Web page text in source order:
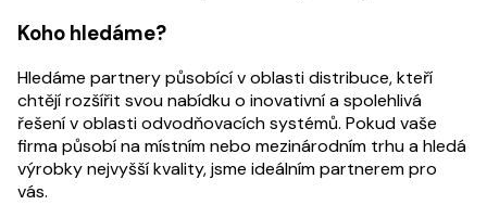
Koho hledáme?
Hledáme partnery působící v oblasti distribuce, kteří
chtějí rozšířit svou nabídku o inovativní a spolehlivá
řešení v oblasti odvodňovacích systémů. Pokud vaše
firma působí na místním nebo mezinárodním trhu a hledá
výrobky nejvyšší kvality, jsme ideálním partnerem pro
vás.